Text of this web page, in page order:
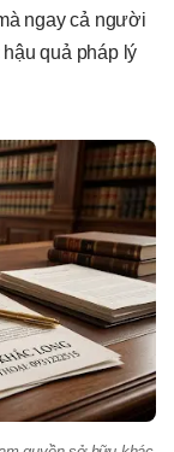
ngay cả người
quả pháp lý